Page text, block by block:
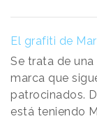
El grafiti de
Se trata de una
marca que
patrocinados.
está teniendo